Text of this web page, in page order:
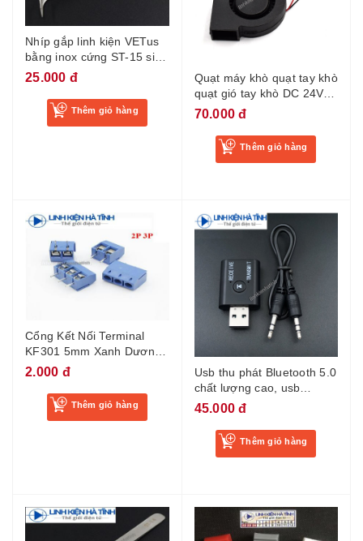
Nhíp gắp linh kiện VETus
bằng inox cứng ST-15 siêu
bền
25.000 đ
Thêm giỏ hàng
Quạt máy khò quạt tay khò
quạt gió tay khò DC 24V
0.25A kích thước
70.000 đ
Thêm giỏ hàng
Cổng Kết Nối Terminal
KF301 5mm Xanh Dương
3P/2P
2.000 đ
Thêm giỏ hàng
Usb thu phát Bluetooth 5.0
chất lượng cao, usb
bluetooth thu phát âm
45.000 đ
Thêm giỏ hàng